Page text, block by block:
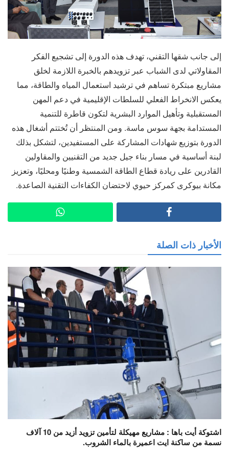
إلى جانب شقها التقني، تهدف هذه الدورة إلى تشجيع الفكر
المقاولاتي لدى الشباب عبر تزويدهم بالخبرة اللازمة لخلق
مشاريع مبتكرة تساهم في ترشيد استعمال المياه والطاقة، مما
يعكس الانخراط الفعلي للسلطات الإقليمية في دعم المهن
المستقبلية وتأهيل الموارد البشرية لتكون قاطرة للتنمية
المستدامة بجهة سوس ماسة. ومن المنتظر أن تُختتم أشغال هذه
الدورة بتوزيع شهادات المشاركة على المستفيدين، لتشكل بذلك
لبنة أساسية في مسار بناء جيل جديد من التقنيين والمقاولين
القادرين على ريادة قطاع الطاقة الشمسية وطنيًا ومحليًا، وتعزيز
مكانة بيوكرى كمركز حيوي لاحتضان الكفاءات التقنية الصاعدة.
الأخبار ذات الصلة
اشتوكة أيت باها : مشاريع مهيكلة لتأمين تزويد أزيد من 10 آلاف
نسمة من ساكنة ايت اعميرة بالماء الشروب.